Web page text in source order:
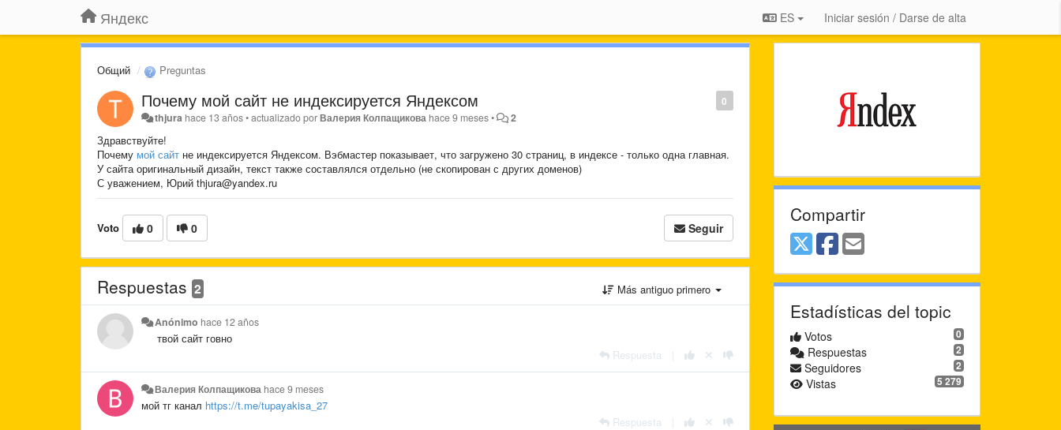
Яндекс ES Iniciar sesión / Darse de alta
Общий Preguntas
0
Почему ​мой сайт не индексируется Яндексом
thjura hace 13 años•actualizado porВалерия Колпащикова hace 9 meses• 2
Здравствуйте!
Почему мой сайт не индексируется Яндексом. Вэбмастер показывает, что загружено 30 страниц, в индексе - только одна главная.
У сайта оригинальный дизайн, текст также составлялся отдельно (не скопирован с других доменов)
С уважением, Юрий thjura@yandex.ru
Voto 0 0 Seguir
Respuestas 2 Más antiguo primero
Anónimo hace 12 años
твой сайт говно
Respuesta
Валерия Колпащикова hace 9 meses
мой тг канал https://t.me/tupayakisa_27
Respuesta
Compartir
Estadísticas del topic
0
Votos
2
Respuestas
2
Seguidores
5 279
Vistas